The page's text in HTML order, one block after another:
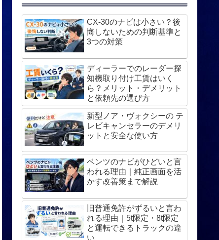
CX-30のナビは小さい？後
悔しないための判断基準と
3つの対策
ディーラーでのレーダー探
知機取り付け工賃はいく
ら？メリット・デメリット
と依頼先の選び方
新型ノア・ヴォクシーの テ
レビキャンセラーのデメリ
ットと安全な使い方
ベンツのナビがひどいと言
われる理由｜純正画面を活
かす改善策まで解説
旧普通免許がずるいと言わ
れる理由｜5t限定・8t限定
と運転できるトラックの違
い